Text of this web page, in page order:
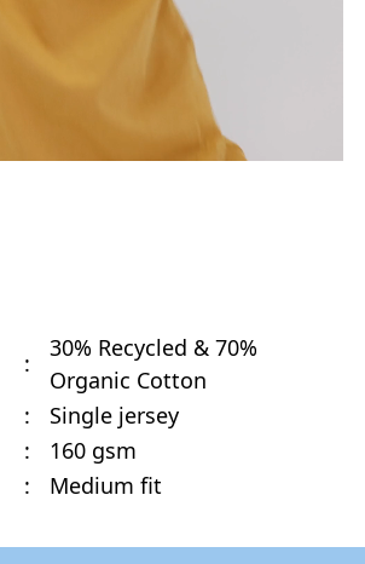
:
30% Recycled & 70%
Organic Cotton
:
Single jersey
:
160 gsm
: Medium fit